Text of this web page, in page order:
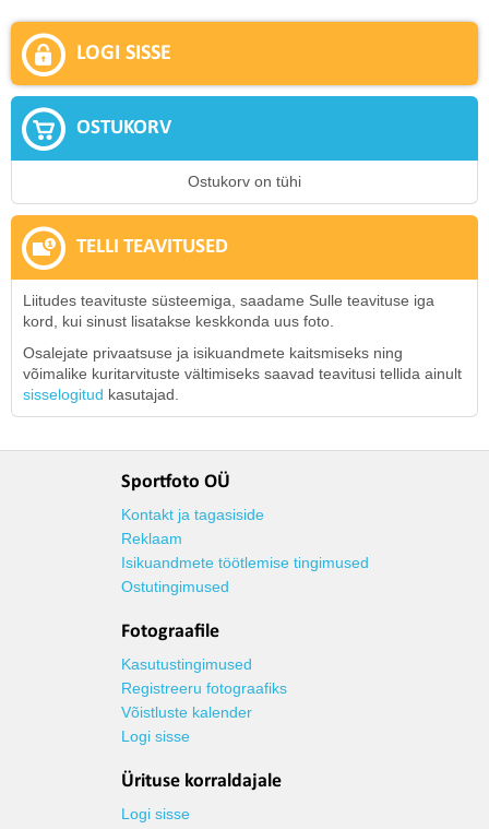
LOGI SISSE
OSTUKORV
Ostukorv on tühi
TELLI TEAVITUSED
Liitudes teavituste süsteemiga, saadame Sulle teavituse iga
kord, kui sinust lisatakse keskkonda uus foto.
Osalejate privaatsuse ja isikuandmete kaitsmiseks ning
võimalike kuritarvituste vältimiseks saavad teavitusi tellida ainult
sisselogitud kasutajad.
Sportfoto OÜ
Kontakt ja tagasiside
Reklaam
Isikuandmete töötlemise tingimused
Ostutingimused
Fotograafile
Kasutustingimused
Registreeru fotograafiks
Võistluste kalender
Logi sisse
Ürituse korraldajale
Logi sisse